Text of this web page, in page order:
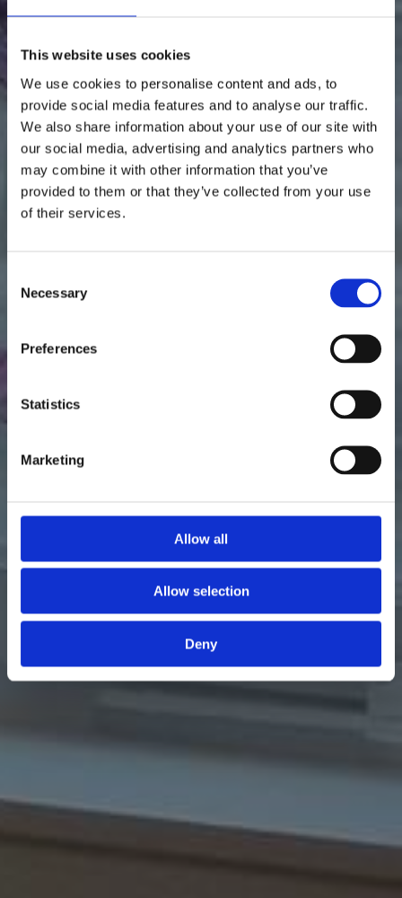
This website uses cookies
We use cookies to personalise content and ads, to
provide social media features and to analyse our traffic.
We also share information about your use of our site with
our social media, advertising and analytics partners who
may combine it with other information that you’ve
provided to them or that they’ve collected from your use
of their services.
Selection
Necessary
Preferences
Statistics
Marketing
Allow all
Allow selection
Deny
ÖVNINGAR MOT STEL RYGG ÅRSTA
LOEA KIROPRAKTIK AB
Dry-needling
att uppnå långsiktig läkning och ge dig
besöker oss får du hjälp med att hantera